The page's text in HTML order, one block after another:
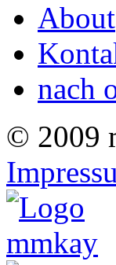
About
nach
© 2009